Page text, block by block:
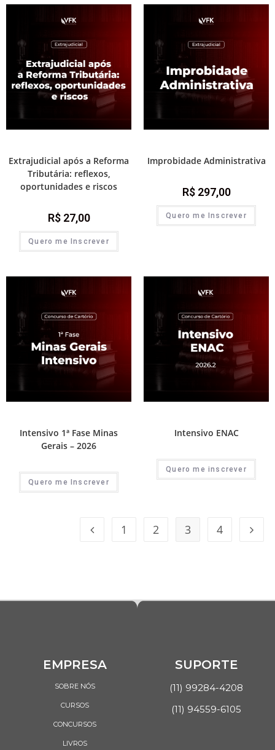
Extrajudicial após a Reforma
Tributária: reflexos,
oportunidades e riscos
R$27,00
Quero me Inscrever
Improbidade Administrativa
R$297,00
Quero me Inscrever
Intensivo 1ª Fase Minas
Gerais – 2026
Quero me Inscrever
Intensivo ENAC
Quero me inscrever
1 2 3 4
EMPRESA
SOBRE NÓS
CURSOS
CONCURSOS
LIVROS
SUPORTE
(11) 99284-4208
(11) 94559-6105